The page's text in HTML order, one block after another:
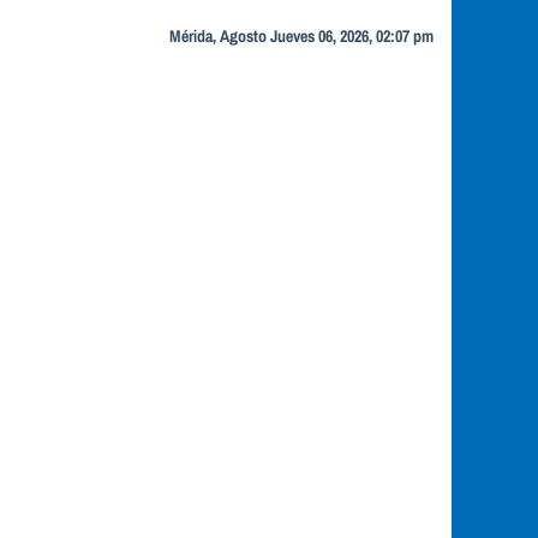
Mérida, Agosto Jueves 06, 2026, 02:07 pm